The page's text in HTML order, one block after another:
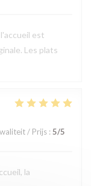
est
Les plats
/ Prijs : 5/5
la